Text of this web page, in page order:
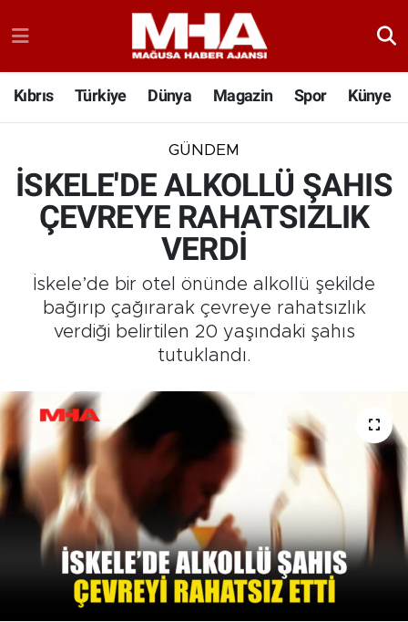
Kıbrıs Türkiye Dünya Magazin Spor Künye
GÜNDEM
İSKELE'DE ALKOLLÜ ŞAHIS
ÇEVREYE RAHATSIZLIK
VERDİ
İskele’de bir otel önünde alkollü şekilde
bağırıp çağırarak çevreye rahatsızlık
verdiği belirtilen 20 yaşındaki şahıs
tutuklandı.